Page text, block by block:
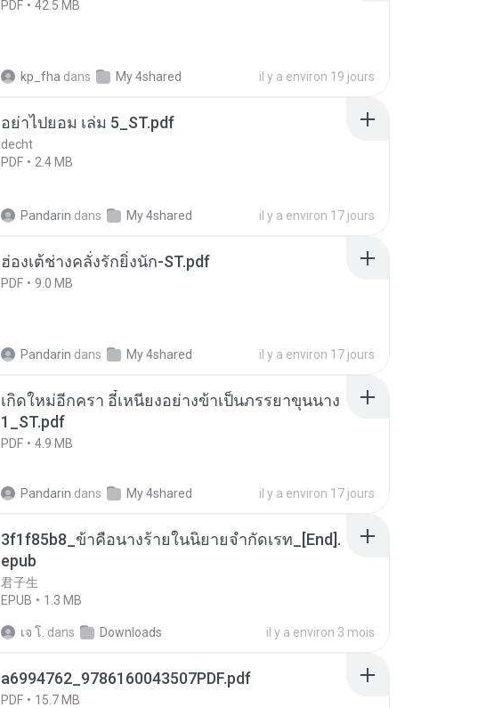
PDF 42.5 MB
kp_fha dans My 4shared il y a environ 19 jours
อย่าไปยอม เล่ม 5_ST.pdf
decht
PDF
2.4 MB
Pandarin dans My 4shared il y a environ 17 jours
ฮ่องเต้ช่างคลั่งรักยิ่งนัก-ST.pdf
PDF 9.0 MB
Pandarin dans My 4shared il y a environ 17 jours
เกิดใหม่อีกครา อี๋เหนียงอย่างข้าเป็นภรรยาขุนนาง
1_ST.pdf
PDF 4.9 MB
Pandarin dans My 4shared il y a environ 17 jours
3f1f85b8_ข้าคือนางร้ายในนิยายจำกัดเรท_[End].
epub
君子生
EPUB
1.3 MB
เจ โ. dans Downloads il y a environ 3 mois
a6994762_9786160043507PDF.pdf
PDF 15.7 MB